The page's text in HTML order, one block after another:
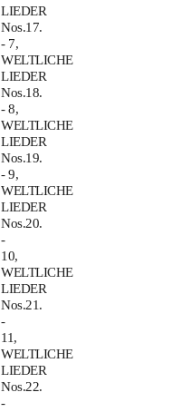
LIEDER
Nos.17.
- 7,
WELTLICHE
LIEDER
Nos.18.
- 8,
WELTLICHE
LIEDER
Nos.19.
- 9,
WELTLICHE
LIEDER
Nos.20.
-
10,
WELTLICHE
LIEDER
Nos.21.
-
11,
WELTLICHE
LIEDER
Nos.22.
-